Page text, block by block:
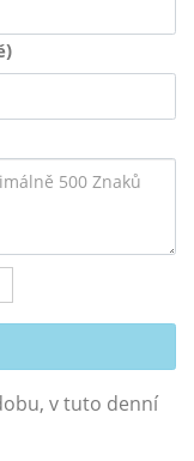
v tuto denní